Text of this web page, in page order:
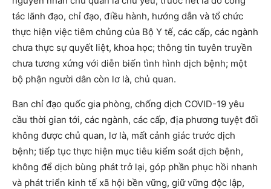
tác lãnh đạo, chỉ đạo, điều hành, hướng dẫn và tổ chức
thực hiện việc tiêm chủng của Bộ Y tế, các cấp, các ngành
chưa thực sự quyết liệt, khoa học; thông tin tuyên truyền
chưa tương xứng với diễn biến tình hình dịch bệnh; một
bộ phận người dân còn lơ là, chủ quan.
Ban chỉ đạo quốc gia phòng, chống dịch COVID-19 yêu
cầu thời gian tới, các ngành, các cấp, địa phương tuyệt đối
không được chủ quan, lơ là, mất cảnh giác trước dịch
bệnh; tiếp tục thực hiện mục tiêu kiểm soát dịch bệnh,
không để dịch bùng phát trở lại, góp phần phục hồi nhanh
và phát triển kinh tế xã hội bền vững, giữ vững độc lập,